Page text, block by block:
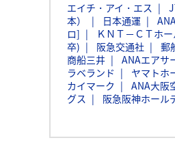
エイチ・アイ・エス
本）
日本通運
ロ]
ＫＮＴ－ＣＴホ
卒)
阪急交通社 郵
商船三井
ANAエアサ
ラベランド
ヤマトホ
カイマーク
ANA大阪
グス
阪急阪神ホール